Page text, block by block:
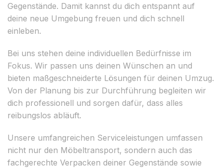
Gegenstände. Damit kannst du dich entspannt auf
deine neue Umgebung freuen und dich schnell
einleben.
Bei uns stehen deine individuellen Bedürfnisse im
Fokus. Wir passen uns deinen Wünschen an und
bieten maßgeschneiderte Lösungen für deinen Umzug.
Von der Planung bis zur Durchführung begleiten wir
dich professionell und sorgen dafür, dass alles
reibungslos abläuft.
Unsere umfangreichen Serviceleistungen umfassen
nicht nur den Möbeltransport, sondern auch das
fachgerechte Verpacken deiner Gegenstände sowie